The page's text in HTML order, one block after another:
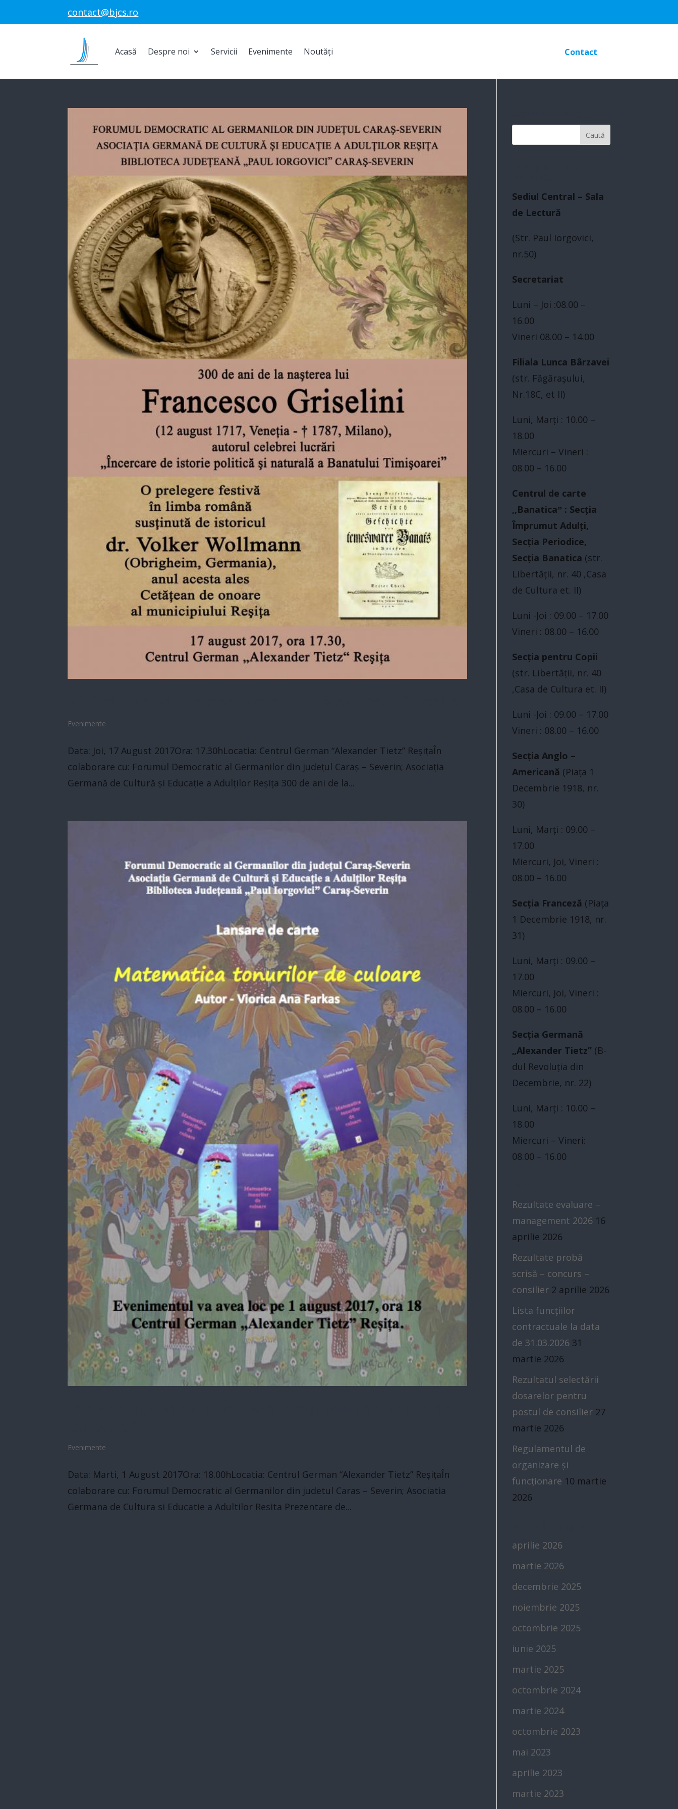
contact@bjcs.ro
Acasă Despre noi Servicii Evenimente Noutăți Contact
Evenimente
Data: Joi, 17 August 2017Ora: 17.30hLocatia: Centrul German “Alexander Tietz” ReșițaÎn
colaborare cu: Forumul Democratic al Germanilor din județul Caraș – Severin; Asociația
Germană de Cultură și Educație a Adulților Reșița 300 de ani de la...
Evenimente
Data: Marti, 1 August 2017Ora: 18.00hLocatia: Centrul German “Alexander Tietz” ReșițaÎn
colaborare cu: Forumul Democratic al Germanilor din judetul Caras – Severin; Asociatia
Germana de Cultura si Educatie a Adultilor Resita Prezentare de...
Sediul Central – Sala
de Lectură
(Str. Paul Iorgovici,
nr.50)
Secretariat
Luni – Joi :08.00 –
16.00
Vineri 08.00 – 14.00
Filiala Lunca Bârzavei
(str. Făgărașului,
Nr.18C, et II)
Luni, Marți : 10.00 –
18.00
Miercuri – Vineri :
08.00 – 16.00
Centrul de carte
,,Banaticaˮ : Secția
Împrumut Adulți,
Secția Periodice,
Secția Banatica (str.
Libertăţii, nr. 40 ,Casa
de Cultura et. II)
Luni -Joi : 09.00 – 17.00
Vineri : 08.00 – 16.00
Secția pentru Copii
(str. Libertăţii, nr. 40
,Casa de Cultura et. II)
Luni -Joi : 09.00 – 17.00
Vineri : 08.00 – 16.00
Secția Anglo –
Americană (Piaţa 1
Decembrie 1918, nr.
30)
Luni, Marți : 09.00 –
17.00
Miercuri, Joi, Vineri :
08.00 – 16.00
Secția Franceză (Piaţa
1 Decembrie 1918, nr.
31)
Luni, Marți : 09.00 –
17.00
Miercuri, Joi, Vineri :
08.00 – 16.00
Secția Germană
„Alexander Tietz” (B-
dul Revoluţia din
Decembrie, nr. 22)
Luni, Marți : 10.00 –
18.00
Miercuri – Vineri:
08.00 – 16.00
Rezultate evaluare –
management 2026 16
aprilie 2026
Rezultate probă
scrisă – concurs –
consilier 2 aprilie 2026
Lista funcțiilor
contractuale la data
de 31.03.2026 31
martie 2026
Rezultatul selectării
dosarelor pentru
postul de consilier 27
martie 2026
Regulamentul de
organizare și
funcționare 10 martie
2026
aprilie 2026
martie 2026
decembrie 2025
noiembrie 2025
octombrie 2025
iunie 2025
martie 2025
octombrie 2024
martie 2024
octombrie 2023
mai 2023
aprilie 2023
martie 2023